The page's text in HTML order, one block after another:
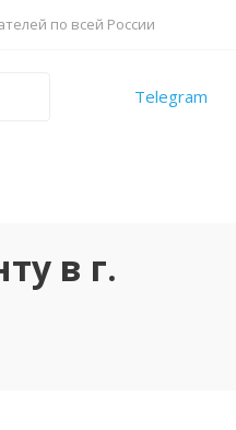
по всей России
Telegram
в г.